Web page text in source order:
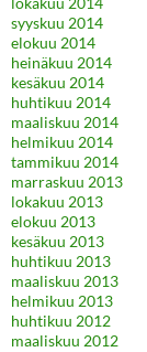
syyskuu 2014
elokuu 2014
heinäkuu 2014
kesäkuu 2014
huhtikuu 2014
maaliskuu 2014
helmikuu 2014
tammikuu 2014
marraskuu 2013
lokakuu 2013
elokuu 2013
kesäkuu 2013
huhtikuu 2013
maaliskuu 2013
helmikuu 2013
huhtikuu 2012
maaliskuu 2012